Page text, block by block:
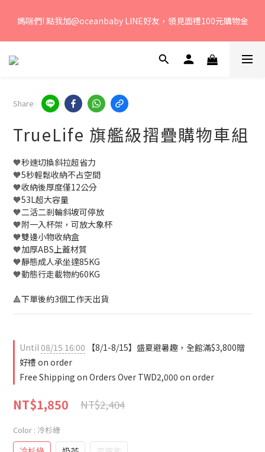
間：周一至周五 早上9點 至 下午6點。
媽咪們! 點我加@oceanbaby LINE好友，領見面禮100元購物金
若您有任何問題、歡迎聯絡客服專線：04-2382-6878，服務時
Share
TrueLife 旗艦級摺疊購物車組
🧡秒速切換斜拉超省力
🧡5秒輕鬆收納不占空間
🧡收納後厚度僅12公分
🧡53L超大容量
🧡二活二剎輪斜坡可停放
🧡附一入杯架，可放大象杯
🧡雙邊小物收納盒
🧡加厚ABS上蓋材質
🧡靜態成人承坐達85KG
🧡動態行走載物約60KG
🔺下單後約3個工作天出貨
Until08/15 16:00 【8/1-8/15】盛夏避暑趣，全館滿$3,800贈
好禮 on order
Free Shipping on Orders Over TWD2,000 on order
NT$1,850 NT$2,404
Color : 冷杉綠